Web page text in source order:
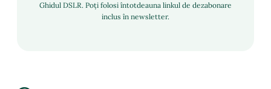
Ghidul DSLR. Poți folosi întotdeauna linkul de dezabonare
inclus în newsletter.